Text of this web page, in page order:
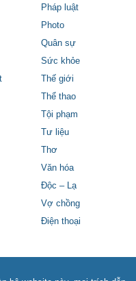
Pháp luật
Photo
Quân sự
Sức khỏe
Thế giới
Thể thao
Tội phạm
Tư liệu
Thơ
Văn hóa
Độc – Lạ
Vợ chồng
Điện thoại